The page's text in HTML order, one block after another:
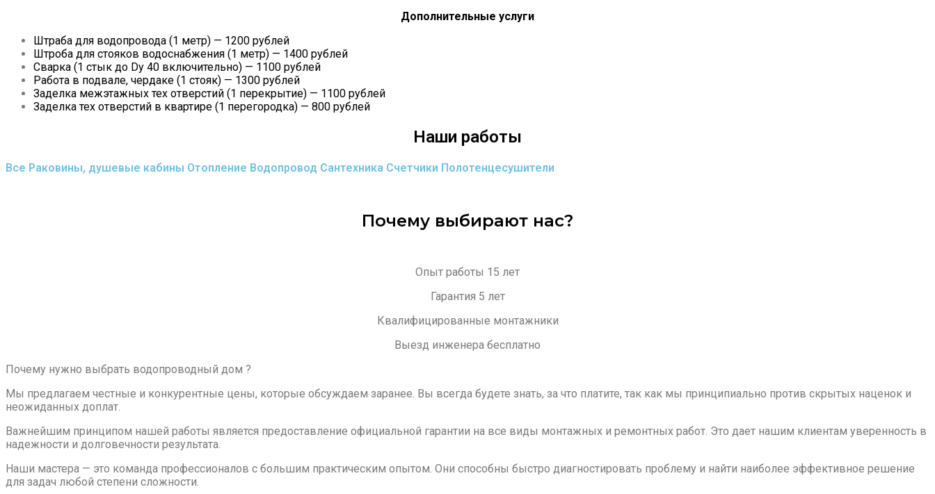
Дополнительные услуги
Штраба для водопровода (1 метр) — 1200 рублей
Штроба для стояков водоснабжения (1 метр) — 1400 рублей
Сварка (1 стык до Dy 40 включительно) — 1100 рублей
Работа в подвале, чердаке (1 стояк) — 1300 рублей
Заделка межэтажных тех отверстий (1 перекрытие) — 1100 рублей
Заделка тех отверстий в квартире (1 перегородка) — 800 рублей
Наши работы
Все Раковины, душевые кабины Отопление Водопровод Сантехника Счетчики Полотенцесушители
Почему выбирают нас?
Опыт работы 15 лет
Гарантия 5 лет
Квалифицированные монтажники
Выезд инженера бесплатно
Почему нужно выбрать водопроводный дом ?
Мы предлагаем честные и конкурентные цены, которые обсуждаем заранее. Вы всегда будете знать, за что платите, так как мы принципиально против скрытых наценок и
неожиданных доплат.
Важнейшим принципом нашей работы является предоставление официальной гарантии на все виды монтажных и ремонтных работ. Это дает нашим клиентам уверенность в
надежности и долговечности результата.
Наши мастера — это команда профессионалов с большим практическим опытом. Они способны быстро диагностировать проблему и найти наиболее эффективное решение
для задач любой степени сложности.